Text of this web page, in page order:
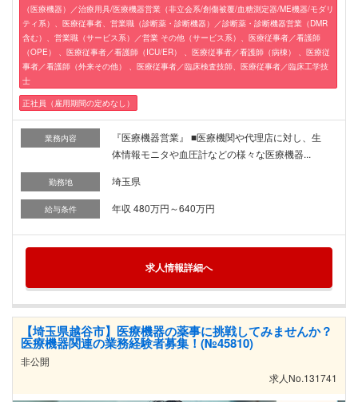
（医療機器）／治療用具/医療機器営業（非立会系/創傷被覆/血糖測定器/ME機器/モダリ
ティ系）、医療従事者、営業職（診断薬・診断機器）／診断薬・診断機器営業（DMR
含む）、営業職（サービス系）／営業 その他（サービス系）、医療従事者／看護師
（OPE） 、医療従事者／看護師（ICU/ER） 、医療従事者／看護師（病棟） 、医療従
事者／看護師（外来その他） 、医療従事者／臨床検査技師、医療従事者／臨床工学技
士
正社員（雇用期間の定めなし）
業務内容
『医療機器営業』 ■医療機関や代理店に対し、生
体情報モニタや血圧計などの様々な医療機器...
勤務地 埼玉県
給与条件 年収 480万円～640万円
求人情報詳細へ
【埼玉県越谷市】医療機器の薬事に挑戦してみませんか？
医療機器関連の業務経験者募集！(№45810)
非公開
求人No.131741